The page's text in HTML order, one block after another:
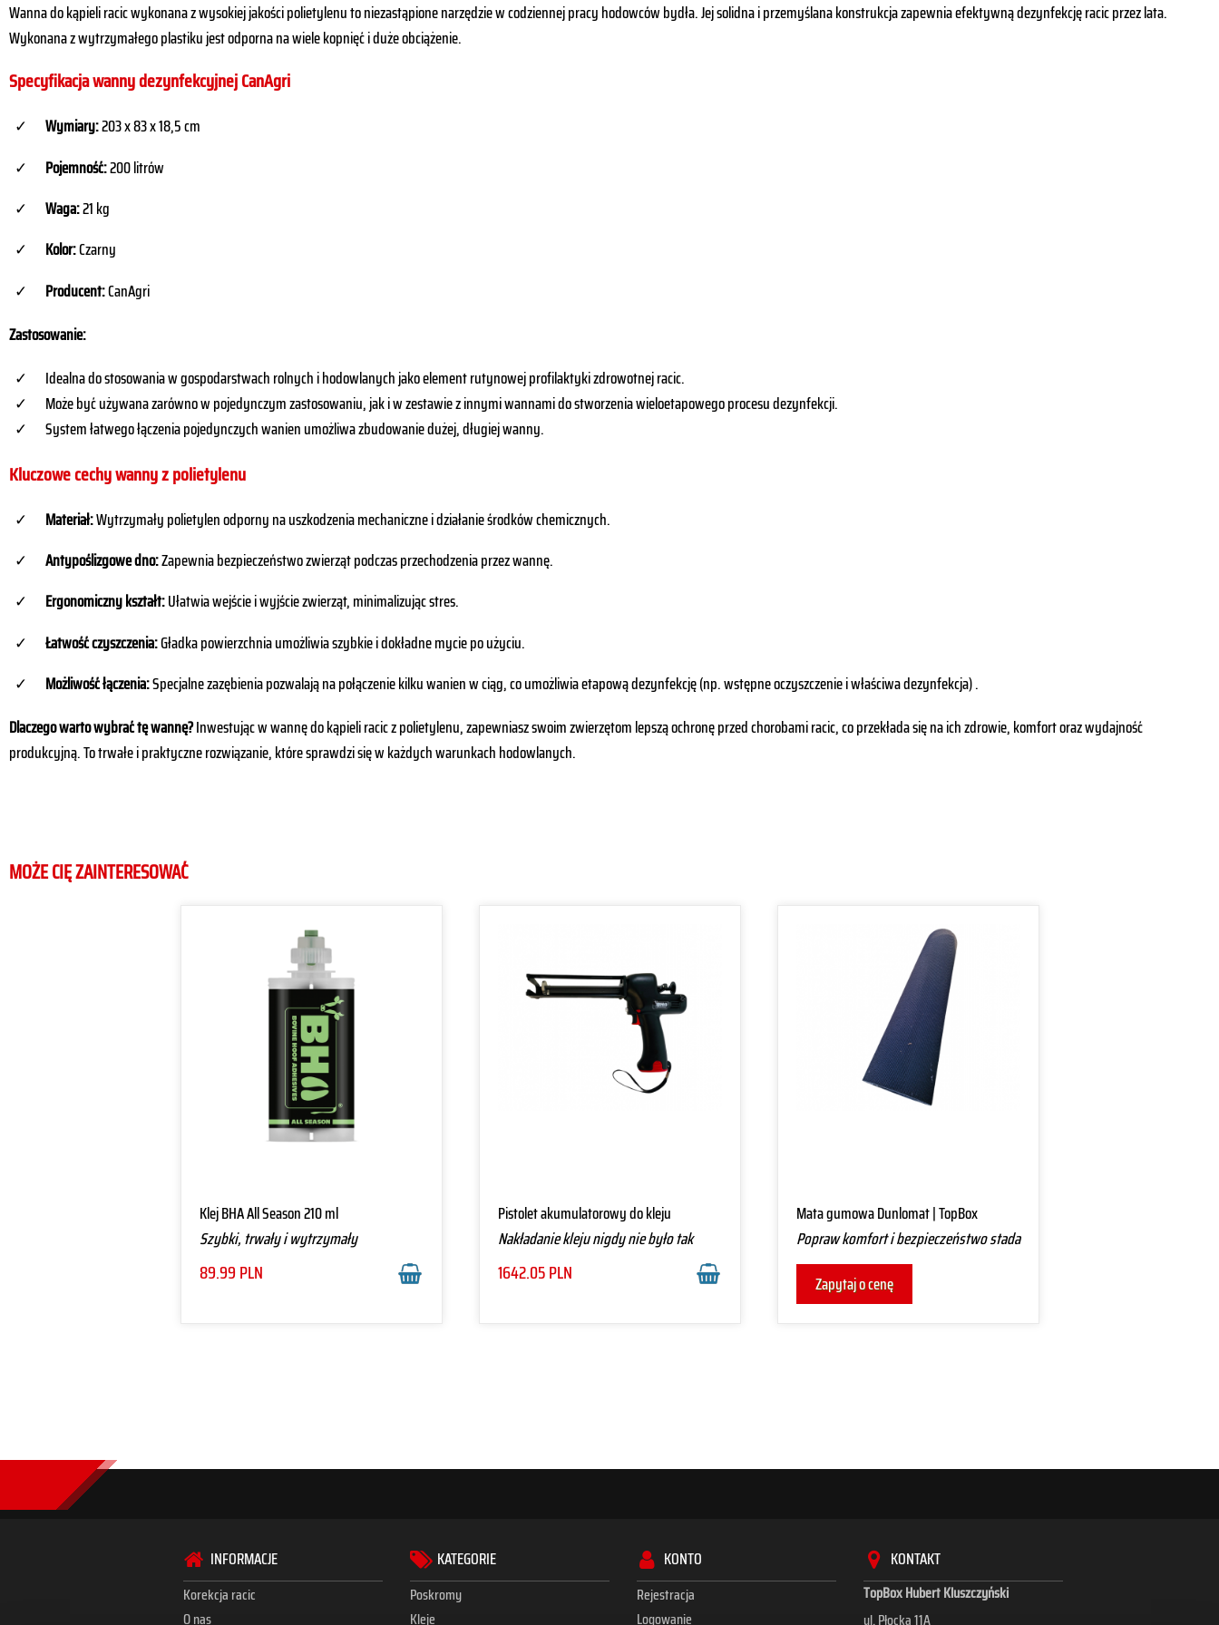
Wanna do kąpieli racic wykonana z wysokiej jakości polietylenu to niezastąpione narzędzie w codziennej pracy hodowców bydła.Jej solidna i przemyślana konstrukcja zapewnia efektywną dezynfekcję racic przez lata.
Wykonana z wytrzymałego plastiku jest odporna na wiele kopnięć i duże obciążenie.
Specyfikacja wanny dezynfekcyjnej CanAgri
Wymiary:203 x 83 x 18,5 cm
Pojemność:200 litrów
Waga:21 kg
Kolor:Czarny
Producent:CanAgri
Zastosowanie:
Idealna do stosowania w gospodarstwach rolnych i hodowlanych jako element rutynowej profilaktyki zdrowotnej racic.
Może być używana zarówno w pojedynczym zastosowaniu, jak i w zestawie z innymi wannami do stworzenia wieloetapowego procesu dezynfekcji.
System łatwego łączenia pojedynczych wanien umożliwa zbudowanie dużej, długiej wanny.
Kluczowe cechy wanny z polietylenu
Materiał:Wytrzymały polietylen odporny na uszkodzenia mechaniczne i działanie środków chemicznych.
Antypoślizgowe dno:Zapewnia bezpieczeństwo zwierząt podczas przechodzenia przez wannę.
Ergonomiczny kształt:Ułatwia wejście i wyjście zwierząt, minimalizując stres.
Łatwość czyszczenia:Gładka powierzchnia umożliwia szybkie i dokładne mycie po użyciu.
Możliwość łączenia:Specjalne zazębienia pozwalają na połączenie kilku wanien w ciąg, co umożliwia etapową dezynfekcję (np. wstępne oczyszczenie i właściwa dezynfekcja).
Dlaczego warto wybrać tę wannę?Inwestując w wannę do kąpieli racic z polietylenu, zapewniasz swoim zwierzętom lepszą ochronę przed chorobami racic, co przekłada się na ich zdrowie, komfort oraz wydajność
produkcyjną.To trwałe i praktyczne rozwiązanie, które sprawdzi się w każdych warunkach hodowlanych.
MOŻE CIĘ ZAINTERESOWAĆ
Klej BHA All Season 210 ml
Szybki, trwały i wytrzymały
89.99PLN
Pistolet akumulatorowy do kleju
Nakładanie kleju nigdy nie było tak
proste
1642.05PLN
Mata gumowa Dunlomat | TopBox
Popraw komfort i bezpieczeństwo stada
INFORMACJE
Korekcja racic
O nas
KATEGORIE
Poskromy
Kleje
KONTO
Rejestracja
Logowanie
KONTAKT
TopBox Hubert Kluszczyński
ul. Płocka 11A